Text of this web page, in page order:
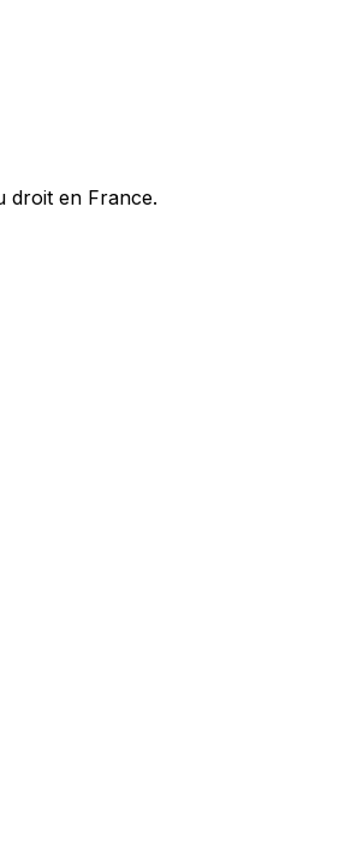
droit en France.